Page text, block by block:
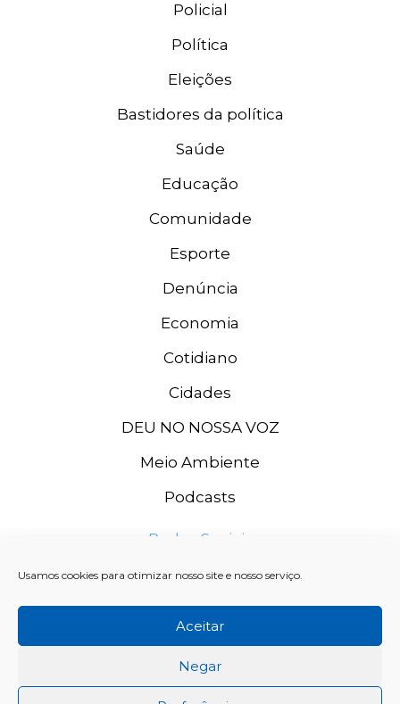
Usamos cookies para otimizar nosso site e nosso serviço.
Aceitar
Negar
Policial
Política
Eleições
Bastidores da política
Saúde
Educação
Comunidade
Esporte
Denúncia
Economia
Cotidiano
Cidades
DEU NO NOSSA VOZ
Meio Ambiente
Podcasts
Redes Sociais